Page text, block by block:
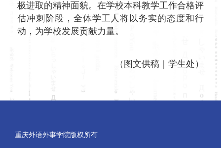
极进取的精神面貌。在学校本科教学工作合格评
估冲刺阶段，全体学工人将以务实的态度和行
动，为学校发展贡献力量。
（图文供稿｜学生处）
重庆外语外事学院版权所有